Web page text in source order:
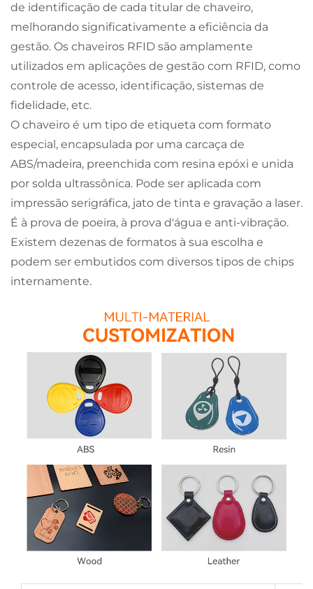
de identificação de cada titular de chaveiro,
melhorando significativamente a eficiência da
gestão. Os chaveiros RFID são amplamente
utilizados em aplicações de gestão com RFID, como
controle de acesso, identificação, sistemas de
fidelidade, etc.
O chaveiro é um tipo de etiqueta com formato
especial, encapsulada por uma carcaça de
ABS/madeira, preenchida com resina epóxi e unida
por solda ultrassônica. Pode ser aplicada com
impressão serigráfica, jato de tinta e gravação a laser.
É à prova de poeira, à prova d'água e anti-vibração.
Existem dezenas de formatos à sua escolha e
podem ser embutidos com diversos tipos de chips
internamente.